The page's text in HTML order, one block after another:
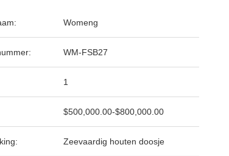
Womeng
WM-FSB27
1
$500,000.00-$800,000.00
Zeevaardig houten doosje